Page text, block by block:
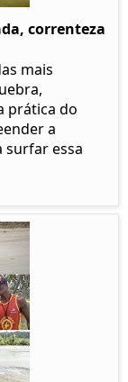
correnteza
mais
prática do
a
surfar essa